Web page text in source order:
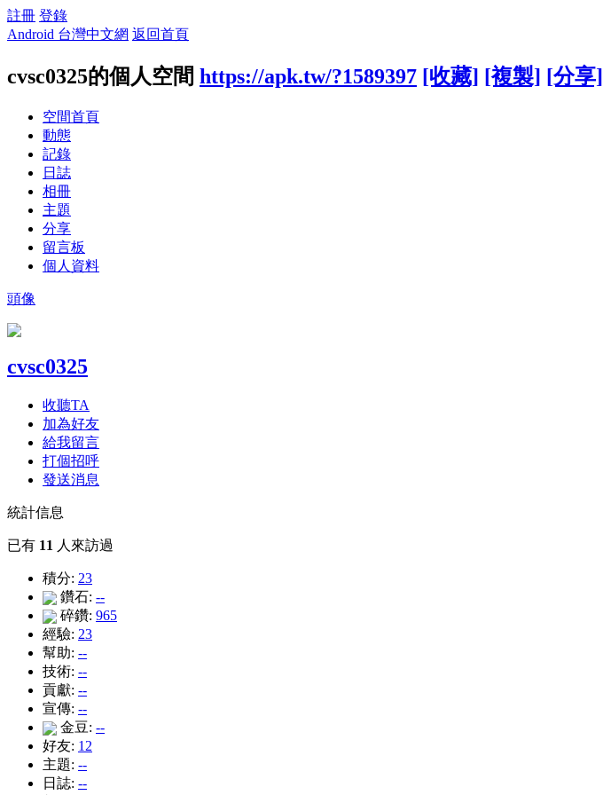
註冊 登錄
Android 台灣中文網 返回首頁
cvsc0325的個人空間 https://apk.tw/?1589397 [收藏] [複製] [分享]
空間首頁
動態
記錄
日誌
相冊
主題
分享
留言板
個人資料
頭像
cvsc0325
收聽TA
加為好友
給我留言
打個招呼
發送消息
統計信息
已有 11 人來訪過
積分: 23
鑽石: --
碎鑽: 965
經驗: 23
幫助: --
技術: --
貢獻: --
宣傳: --
金豆: --
好友: 12
主題: --
日誌: --